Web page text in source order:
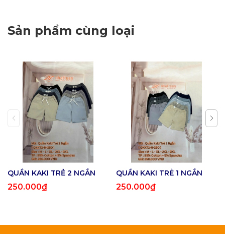
Sản phẩm cùng loại
QUẦN KAKI TRẺ 2 NGẮN
250.000₫
QUẦN KAKI TRẺ 1 NGẮN
250.000₫